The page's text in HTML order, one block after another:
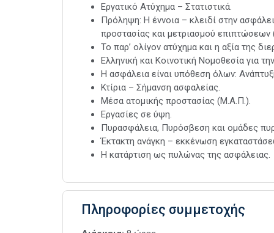
Εργατικό Ατύχημα – Στατιστικά.
Πρόληψη: Η έννοια – κλειδί στην
προστασίας και μετριασμού επιπτώσεων
Το παρ’ ολίγον ατύχημα και η αξία της
Ελληνική και Κοινοτική Νομοθεσία για
Η ασφάλεια είναι υπόθεση όλων:
Κτίρια – Σήμανση ασφαλείας.
Μέσα ατομικής προστασίας (Μ.Α.Π.).
Εργασίες σε ύψη.
Πυρασφάλεια, Πυρόσβεση και ομάδες
Έκτακτη ανάγκη – εκκένωση
Η κατάρτιση ως πυλώνας της ασφάλειας.
Πληροφορίες συμμετοχής